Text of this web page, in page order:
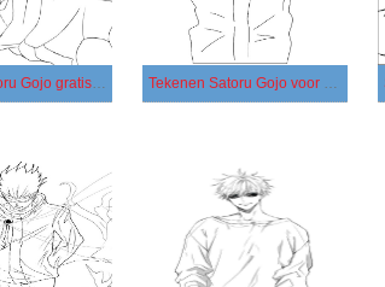
Tekenen Satoru Gojo gratis eenvoudig Tekenen Satoru Gojo voor kinderen